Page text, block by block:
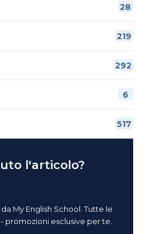
28
219
292
6
517
l'articolo?
My English School. Tutte le
promozioni esclusive per te.